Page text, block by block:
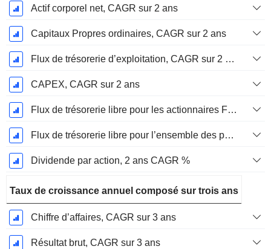
Actif corporel net, CAGR sur 2 ans
Capitaux Propres ordinaires, CAGR sur 2 ans
Flux de trésorerie d’exploitation, CAGR sur 2 ans
CAPEX, CAGR sur 2 ans
Flux de trésorerie libre pour les actionnaires FCFE, CAGR sur 2 ans
Flux de trésorerie libre pour l’ensemble des pourvoyeurs de fonds (créanciers et actionnaires) FCFF, CAGR sur 2 ans
Dividende par action, 2 ans CAGR %
Taux de croissance annuel composé sur trois ans
Chiffre d’affaires, CAGR sur 3 ans
Résultat brut, CAGR sur 3 ans